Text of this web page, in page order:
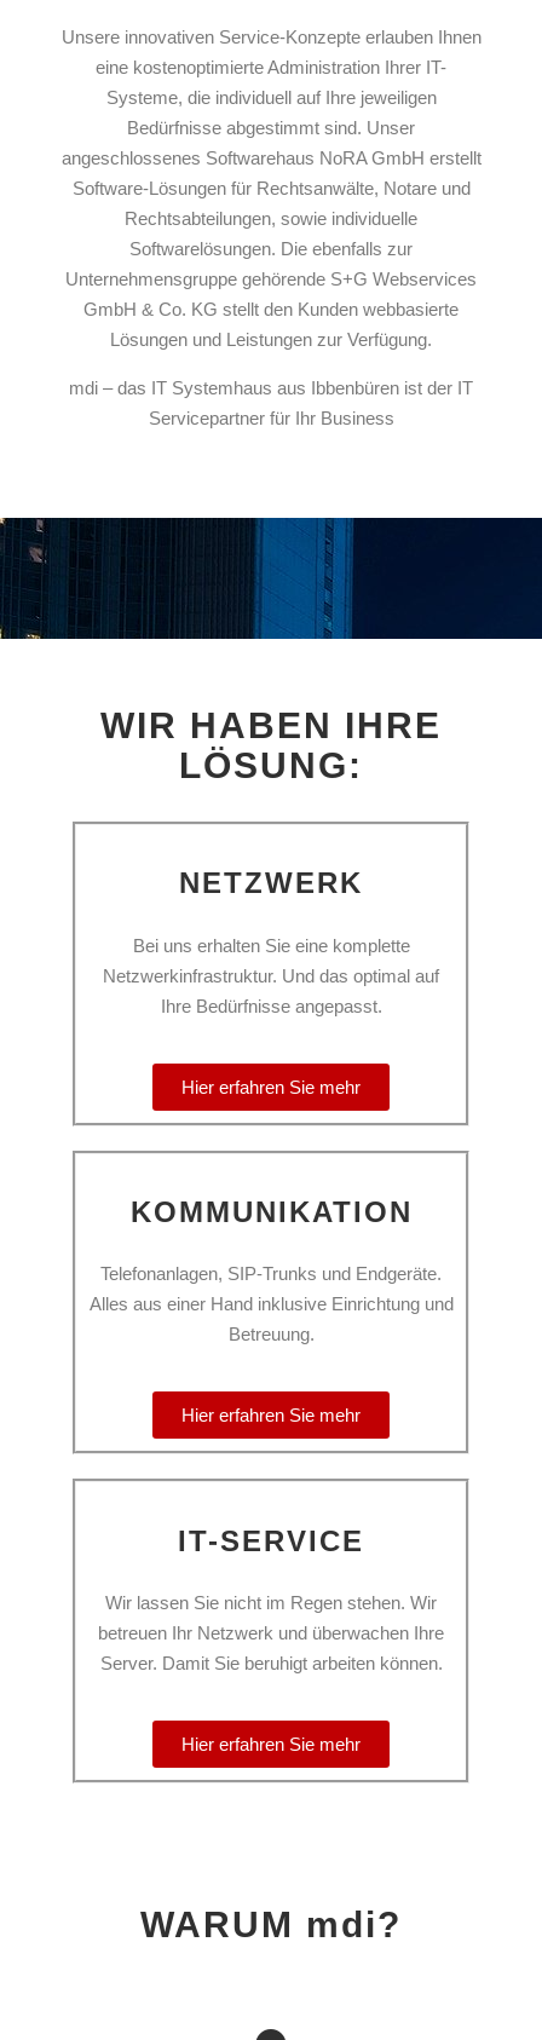
Unsere innovativen Service-Konzepte erlauben Ihnen
eine kostenoptimierte Administration Ihrer IT-
Systeme, die individuell auf Ihre jeweiligen
Bedürfnisse abgestimmt sind. Unser
angeschlossenes Softwarehaus NoRA GmbH erstellt
Software-Lösungen für Rechtsanwälte, Notare und
Rechtsabteilungen, sowie individuelle
Softwarelösungen. Die ebenfalls zur
Unternehmensgruppe gehörende S+G Webservices
GmbH & Co. KG stellt den Kunden webbasierte
Lösungen und Leistungen zur Verfügung.
mdi – das IT Systemhaus aus Ibbenbüren ist der IT
Servicepartner für Ihr Business
WIR HABEN IHRE
LÖSUNG:
NETZWERK
Bei uns erhalten Sie eine komplette
Netzwerkinfrastruktur. Und das optimal auf
Ihre Bedürfnisse angepasst.
Hier erfahren Sie mehr
KOMMUNIKATION
Telefonanlagen, SIP-Trunks und Endgeräte.
Alles aus einer Hand inklusive Einrichtung und
Betreuung.
Hier erfahren Sie mehr
IT-SERVICE
Wir lassen Sie nicht im Regen stehen. Wir
betreuen Ihr Netzwerk und überwachen Ihre
Server. Damit Sie beruhigt arbeiten können.
Hier erfahren Sie mehr
WARUM mdi?